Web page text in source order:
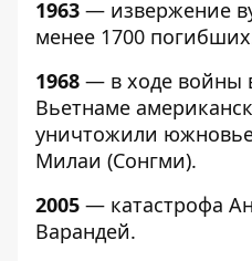
1963 — извержение
менее 1700
1968 — в ходе войны
Вьетнаме
уничтожили
Милаи (Сонгми).
2005 — катастрофа
Варандей.